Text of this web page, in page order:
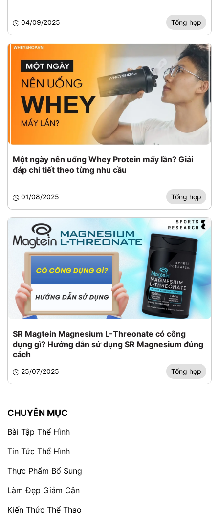
04/09/2025 Tổng hợp
Một ngày nên uống Whey Protein mấy lần? Giải
đáp chi tiết theo từng nhu cầu
01/08/2025 Tổng hợp
SR Magtein Magnesium L-Threonate có công
dụng gì? Hướng dẫn sử dụng SR Magnesium đúng
cách
25/07/2025 Tổng hợp
CHUYÊN MỤC
Bài Tập Thể Hình
Tin Tức Thể Hình
Thực Phẩm Bổ Sung
Làm Đẹp Giảm Cân
Kiến Thức Thể Thao